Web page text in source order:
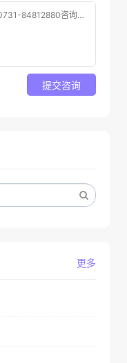
提交咨询
更多